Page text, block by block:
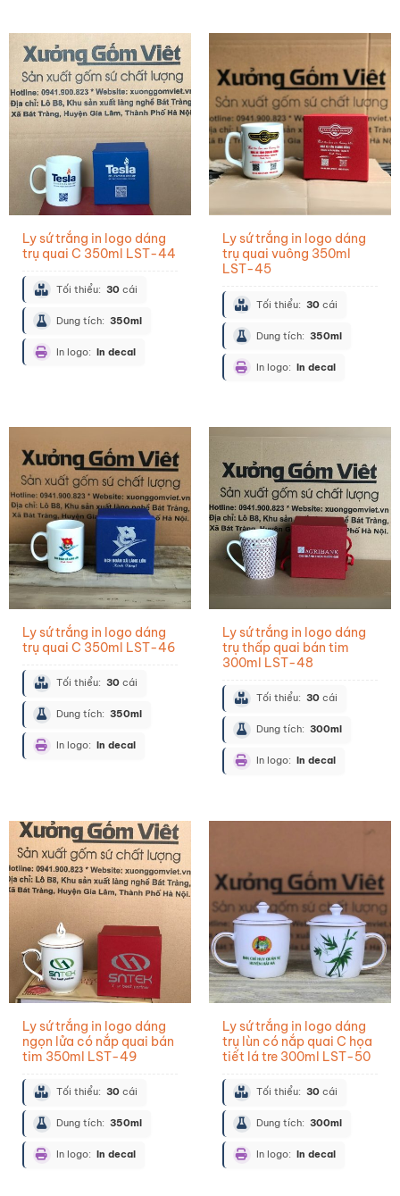
Ly sứ trắng in logo dáng
trụ quai C 350ml LST-44
Tối thiểu: 30cái
Dung tích: 350ml
In logo: In decal
Ly sứ trắng in logo dáng
trụ quai vuông 350ml
LST-45
Tối thiểu: 30cái
Dung tích: 350ml
In logo: In decal
Ly sứ trắng in logo dáng
trụ quai C 350ml LST-46
Tối thiểu: 30cái
Dung tích: 350ml
In logo: In decal
Ly sứ trắng in logo dáng
trụ thấp quai bán tim
300ml LST-48
Tối thiểu: 30cái
Dung tích: 300ml
In logo: In decal
Ly sứ trắng in logo dáng
ngọn lửa có nắp quai bán
tim 350ml LST-49
Tối thiểu: 30cái
Dung tích: 350ml
In logo: In decal
Ly sứ trắng in logo dáng
trụ lùn có nắp quai C họa
tiết lá tre 300ml LST-50
Tối thiểu: 30cái
Dung tích: 300ml
In logo: In decal